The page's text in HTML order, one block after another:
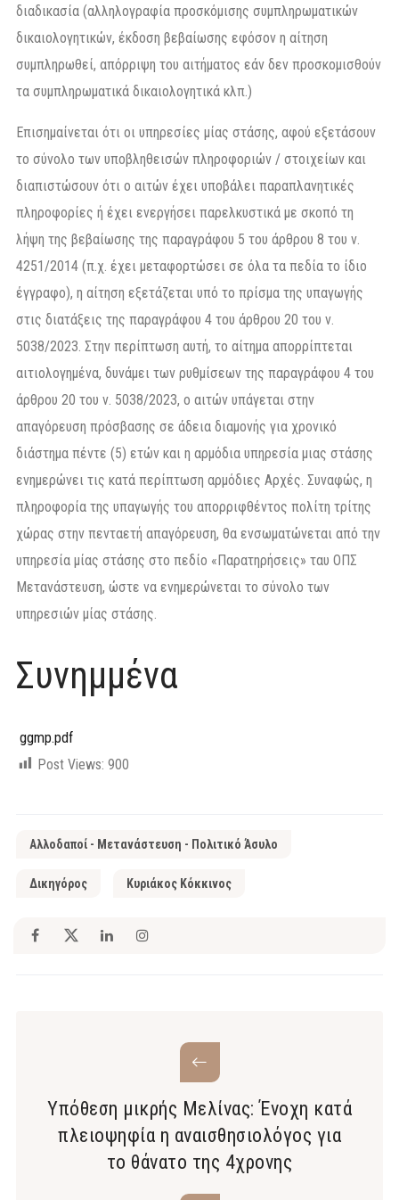
διαδικασία (αλληλογραφία προσκόμισης συμπληρωματικών
δικαιολογητικών, έκδοση βεβαίωσης εφόσον η αίτηση
συμπληρωθεί, απόρριψη του αιτήματος εάν δεν προσκομισθούν
τα συμπληρωματικά δικαιολογητικά κλπ.)
Επισημαίνεται ότι οι υπηρεσίες μίας στάσης, αφού εξετάσουν
το σύνολο των υποβληθεισών πληροφοριών / στοιχείων και
διαπιστώσουν ότι ο αιτών έχει υποβάλει παραπλανητικές
πληροφορίες ή έχει ενεργήσει παρελκυστικά με σκοπό τη
λήψη της βεβαίωσης της παραγράφου 5 του άρθρου 8 του ν.
4251/2014 (π.χ. έχει μεταφορτώσει σε όλα τα πεδία το ίδιο
έγγραφο), η αίτηση εξετάζεται υπό το πρίσμα της υπαγωγής
στις διατάξεις της παραγράφου 4 του άρθρου 20 του ν.
5038/2023. Στην περίπτωση αυτή, το αίτημα απορρίπτεται
αιτιολογημένα, δυνάμει των ρυθμίσεων της παραγράφου 4 του
άρθρου 20 του ν. 5038/2023, ο αιτών υπάγεται στην
απαγόρευση πρόσβασης σε άδεια διαμονής για χρονικό
διάστημα πέντε (5) ετών και η αρμόδια υπηρεσία μιας στάσης
ενημερώνει τις κατά περίπτωση αρμόδιες Αρχές. Συναφώς, η
πληροφορία της υπαγωγής του απορριφθέντος πολίτη τρίτης
χώρας στην πενταετή απαγόρευση, θα ενσωματώνεται από την
υπηρεσία μίας στάσης στο πεδίο «Παρατηρήσεις» ταυ ΟΠΣ
Μετανάστευση, ώστε να ενημερώνεται το σύνολο των
υπηρεσιών μίας στάσης.
Συνημμένα
ggmp.pdf
Post Views: 900
Αλλοδαποί - Μετανάστευση - Πολιτικό Άσυλο
Δικηγόρος Κυριάκος Κόκκινος
Υπόθεση μικρής Μελίνας: Ένοχη κατά
πλειοψηφία η αναισθησιολόγος για
το θάνατο της 4χρονης